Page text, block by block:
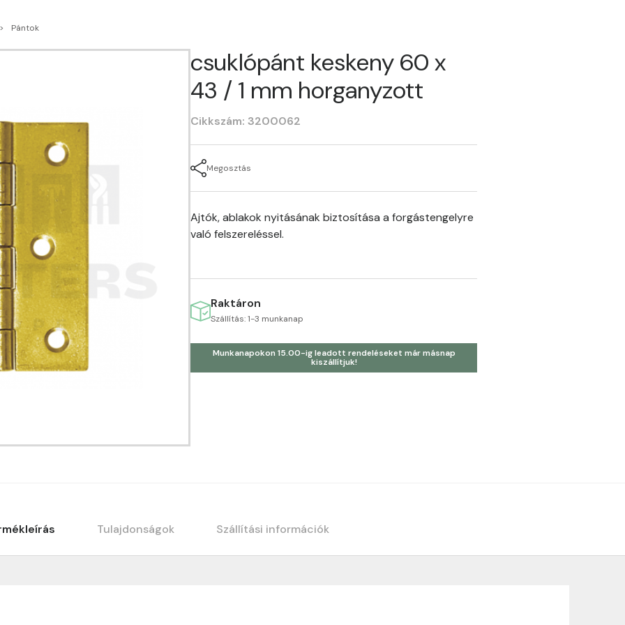
Pántok
csuklópánt keskeny 60 x
43 / 1 mm horganyzott
Cikkszám: 3200062
Megosztás
Ajtók, ablakok nyitásának biztosítása a forgástengelyre
való felszereléssel.
Raktáron
Szállítás: 1-3 munkanap
Munkanapokon 15.00-ig leadott rendeléseket már másnap
kiszállítjuk!
Tulajdonságok Szállítási információk